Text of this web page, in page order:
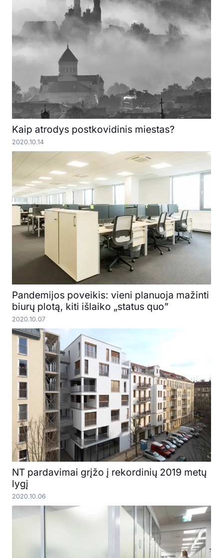
Kaip atrodys postkovidinis miestas?
2020.10.14
Pandemijos poveikis: vieni planuoja mažinti
biurų plotą, kiti išlaiko „status quo”
2020.10.07
NT pardavimai grįžo į rekordinių 2019 metų
lygį
2020.10.06